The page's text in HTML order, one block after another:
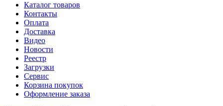
Каталог товаров
Контакты
Оплата
Доставка
Видео
Новости
Реестр
Загрузки
Сервис
Корзина покупок
Оформление заказа